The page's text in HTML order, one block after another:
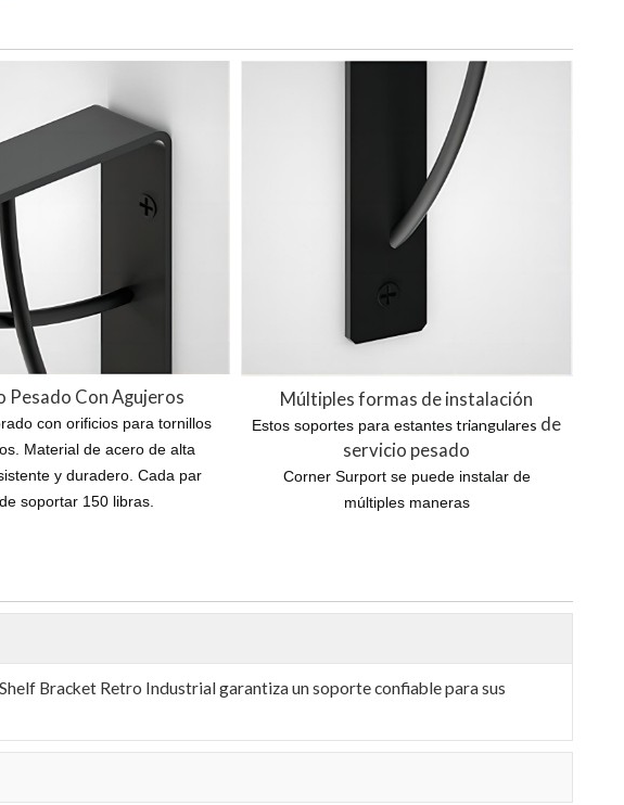
Pesado Con Agujeros
con orificios para tornillos
Material de acero de alta
y duradero. Cada par
soportar 150 libras.
Múltiples formas de instalación
Estos soportes para estantes triangulares de
servicio pesado
Corner Surport se puede instalar de
múltiples maneras
Bracket Retro Industrial garantiza un soporte confiable para sus